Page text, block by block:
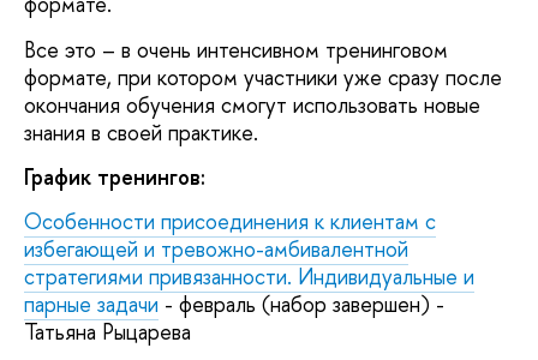
Все это – в очень интенсивном тренинговом
формате, при котором участники уже сразу после
окончания обучения смогут использовать новые
знания в своей практике.
График тренингов:
Особенности присоединения к клиентам с
избегающей и тревожно-амбивалентной
стратегиями привязанности. Индивидуальные и
парные задачи - февраль (набор завершен) -
Татьяна Рыцарева